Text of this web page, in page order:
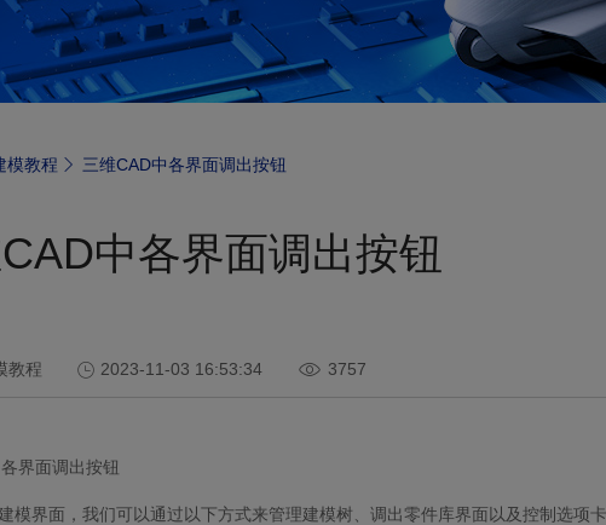
模教程 三维CAD中各界面调出按钮
中各界面调出按钮
教程 2023-11-03 16:53:34 3757
界面调出按钮
模界面，我们可以通过以下方式来管理建模树、调出零件库界面以及控制选项卡